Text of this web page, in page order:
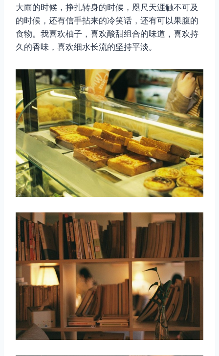
大雨的时候，挣扎转身的时候，咫尺天涯触不可及
的时候，还有信手拈来的冷笑话，还有可以果腹的
食物。我喜欢柚子，喜欢酸甜组合的味道，喜欢持
久的香味，喜欢细水长流的坚持平淡。